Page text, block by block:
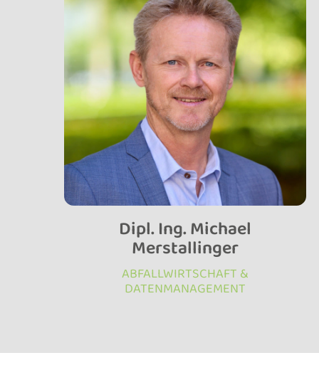
Dipl. Ing. Michael
Merstallinger
ABFALLWIRTSCHAFT &
DATENMANAGEMENT